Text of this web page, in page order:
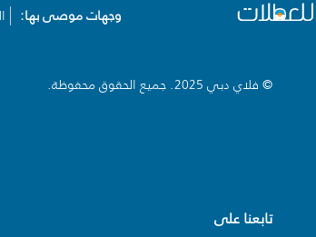
وجهات موصى بها:
© فلاي دبي 2025. جميع الحقوق محفوظة.
تابعنا على